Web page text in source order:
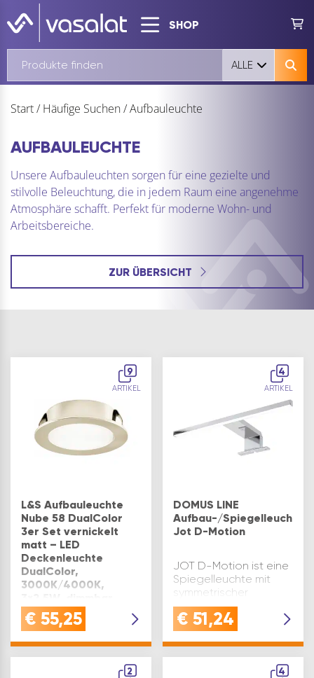
SHOP
ALLE
Start/ Häufige Suchen/Aufbauleuchte
AUFBAULEUCHTE
Unsere Aufbauleuchten sorgen für eine gezielte und
stilvolle Beleuchtung, die in jedem Raum eine angenehme
Atmosphäre schafft. Perfekt für moderne Wohn- und
Arbeitsbereiche.
ZUR ÜBERSICHT
9
ARTIKEL
L&S Aufbauleuchte
Nube 58 DualColor
3er Set vernickelt
matt – LED
Deckenleuchte
DualColor,
3000K/4000K,
flächiges Licht, inkl.
Netzgerät
Auswahl: 58 | 3er Set
€ 55,25
4
ARTIKEL
DOMUS LINE
Aufbau-/Spiegelleuchte
Jot D-Motion
JOT D-Motion ist eine
Spiegelleuchte mit
symmetrischer
Lichtprojektion, für
das Ausleuchten von
Badspiegeln.Mittels
des Lichtschalters
kann die Lichtfarbe
€ 51,24
2 4